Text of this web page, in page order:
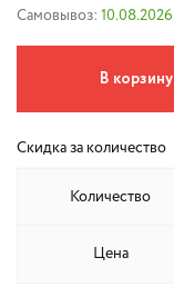
Самовывоз: 10.08.2026
В корзину
Скидка за количество
Количество
Цена